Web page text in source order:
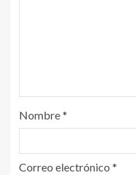
Nombre*
Correo electrónico *